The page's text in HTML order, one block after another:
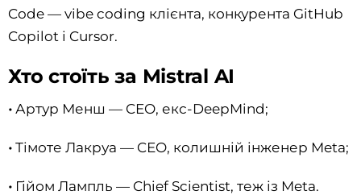
Code — vibe coding клієнта, конкурента GitHub
Copilot і Cursor.
Хто стоїть за Mistral AI
• Артур Менш — CEO, екс-DeepMind;
• Тімоте Лакруа — CЕO, колишній інженер Meta;
• Гійом Лампль — Chief Scientist, теж із Meta.